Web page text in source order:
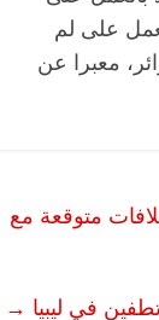
على لم
معبرا عن
متوقعة مع
في ليبيا →